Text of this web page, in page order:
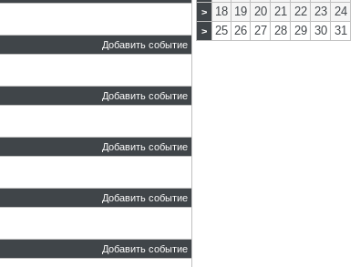
Добавить событие
Добавить событие
Добавить событие
Добавить событие
Добавить событие
> 18 19 20 21 22 23 24
> 25 26 27 28 29 30 31